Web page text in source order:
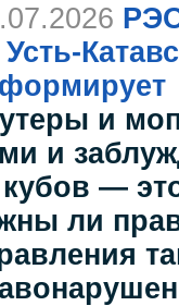
и
и
кубов —
ли